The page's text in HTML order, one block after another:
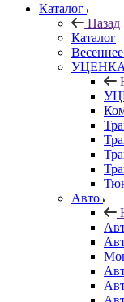
Каталог
Назад
Каталог
УЦЕНКА
Авто